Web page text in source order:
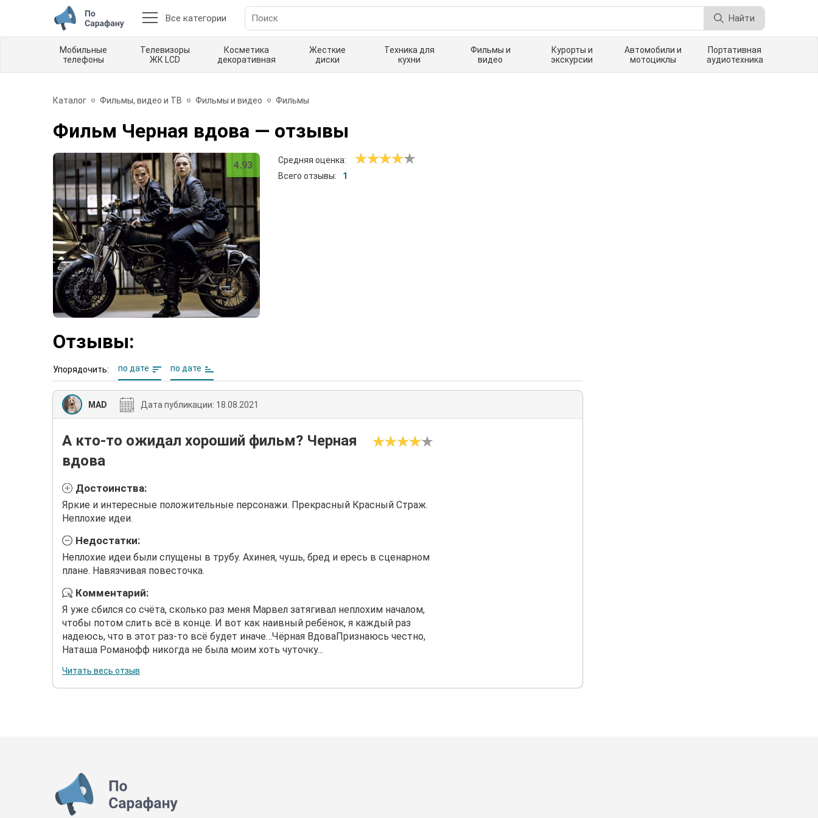
Все категории Найти
Мобильные
телефоны
Телевизоры
ЖК LCD
Косметика
декоративная
Жесткие
диски
Техника для
кухни
Фильмы и
видео
Курорты и
экскурсии
Автомобили и
мотоциклы
Портативная
аудиотехника
Каталог Фильмы, видео и ТВ Фильмы и видео Фильмы
Фильм Черная вдова — отзывы
4.93
Средняя оценка:
Всего отзывы:
1
Отзывы:
Упорядочить: по дате по дате
MAD Дата публикации: 18.08.2021
А кто-то ожидал хороший фильм? Черная
вдова
Достоинства:
Яркие и интересные положительные персонажи. Прекрасный Красный Страж.
Неплохие идеи.
Недостатки:
Неплохие идеи были спущены в трубу. Ахинея, чушь, бред и ересь в сценарном
плане. Навязчивая повесточка.
Комментарий:
Я уже сбился со счёта, сколько раз меня Марвел затягивал неплохим началом,
чтобы потом слить всё в конце. И вот как наивный ребёнок, я каждый раз
надеюсь, что в этот раз-то всё будет иначе…Чёрная ВдоваПризнаюсь честно,
Наташа Романофф никогда не была моим хоть чуточку...
Читать весь отзыв